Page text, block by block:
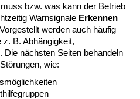
bzw. was kann der Betrieb
Warnsignale Erkennen
werden auch häufig
B. Abhängigkeit,
nächsten Seiten behandeln
wie: